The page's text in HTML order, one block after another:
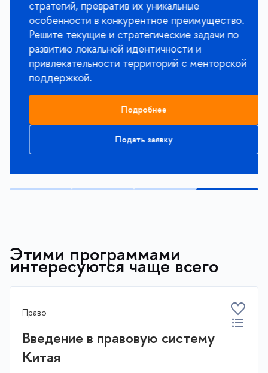
стратегий, превратив их уникальные
особенности в конкурентное преимущество.
Решите текущие и стратегические задачи по
развитию локальной идентичности и
привлекательности территорий с менторской
поддержкой.
Подробнее
Подать заявку
Этими программами
интересуются чаще всего
Право
Введение в правовую систему
Китая